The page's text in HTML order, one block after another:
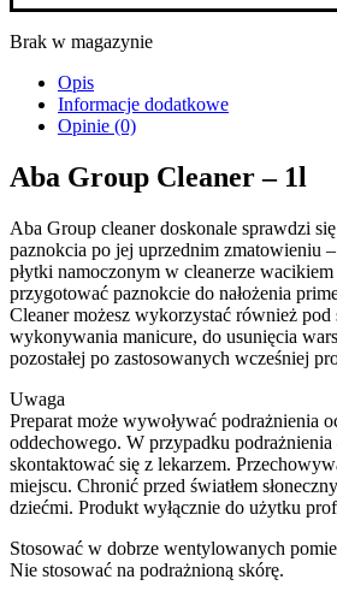
Brak w magazynie
Opis
Informacje dodatkowe
Opinie (0)
Aba Group Cleaner – 1l
Aba Group cleaner doskonale sprawdzi
paznokcia po jej uprzednim zmatowieniu
płytki namoczonym w cleanerze
przygotować paznokcie do nałożenia
Cleaner możesz wykorzystać również pod
wykonywania manicure, do usunięcia
pozostałej po zastosowanych wcześniej
Uwaga
Preparat może wywoływać podrażnienia
oddechowego. W przypadku
skontaktować się z lekarzem.
miejscu. Chronić przed światłem
dziećmi. Produkt wyłącznie do użytku
Stosować w dobrze wentylowanych
Nie stosować na podrażnioną skórę.